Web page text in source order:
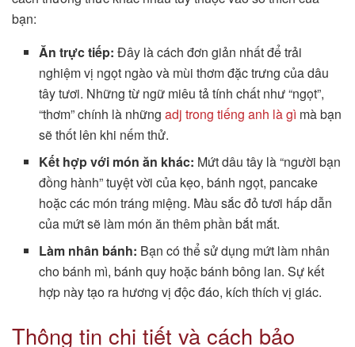
bạn:
Ăn trực tiếp: Đây là cách đơn giản nhất để trải
nghiệm vị ngọt ngào và mùi thơm đặc trưng của dâu
tây tươi. Những từ ngữ miêu tả tính chất như “ngọt”,
“thơm” chính là nhữngadj trong tiếng anh là gì mà bạn
sẽ thốt lên khi nếm thử.
Kết hợp với món ăn khác: Mứt dâu tây là “người bạn
đồng hành” tuyệt vời của kẹo, bánh ngọt, pancake
hoặc các món tráng miệng. Màu sắc đỏ tươi hấp dẫn
của mứt sẽ làm món ăn thêm phần bắt mắt.
Làm nhân bánh: Bạn có thể sử dụng mứt làm nhân
cho bánh mì, bánh quy hoặc bánh bông lan. Sự kết
hợp này tạo ra hương vị độc đáo, kích thích vị giác.
Thông tin chi tiết và cách bảo